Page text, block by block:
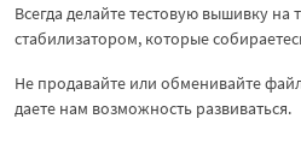
Всегда делайте тестовую вышивку на
стабилизатором, которые
Не продавайте или обменивайте
даете нам возможность развиваться.